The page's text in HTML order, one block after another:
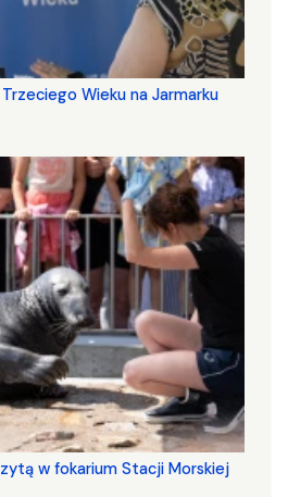
Wieku na Jarmarku
w fokarium Stacji Morskiej